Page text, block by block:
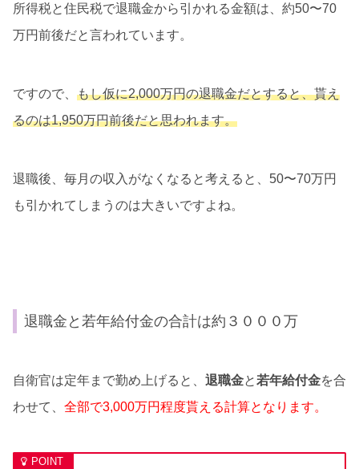
所得税と住民税で退職金から引かれる金額は、約50〜70
万円前後だと言われています。
ですので、 もし仮に2,000万円の退職金だとすると、貰え
るのは1,950万円前後だと思われます。
退職後、毎月の収入がなくなると考えると、50〜70万円
も引かれてしまうのは大きいですよね。
退職金と若年給付金の合計は約３０００万
自衛官は定年まで勤め上げると、 退職金と若年給付金を合
わせて、 全部で3,000万円程度貰える計算となります。